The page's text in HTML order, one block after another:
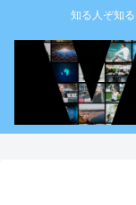
知る人ぞ知